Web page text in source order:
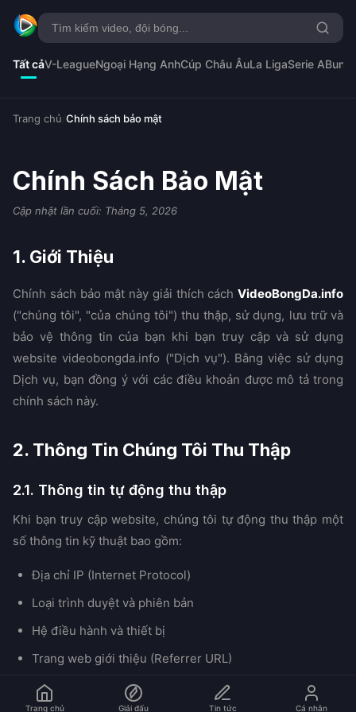
Tất cảV-LeagueNgoại Hạng AnhCúp Châu ÂuLa LigaSerie A
Trang chủ Chính sách bảo mật
Chính Sách Bảo Mật
Cập nhật lần cuối: Tháng 5, 2026
1. Giới Thiệu
Chính sách bảo mật này giải thích cách VideoBongDa.info
("chúng tôi", "của chúng tôi") thu thập, sử dụng, lưu trữ và
bảo vệ thông tin của bạn khi bạn truy cập và sử dụng
website videobongda.info ("Dịch vụ"). Bằng việc sử dụng
Dịch vụ, bạn đồng ý với các điều khoản được mô tả trong
chính sách này.
2. Thông Tin Chúng Tôi Thu Thập
2.1. Thông tin tự động thu thập
Khi bạn truy cập website, chúng tôi tự động thu thập một
số thông tin kỹ thuật bao gồm:
Địa chỉ IP (Internet Protocol)
Loại trình duyệt và phiên bản
Hệ điều hành và thiết bị
Trang web giới thiệu (Referrer URL)
Thời gian và ngày truy cập
Trang chủ Giải đấu Tin tức Cá nhân